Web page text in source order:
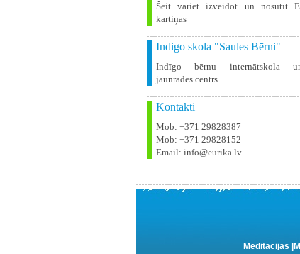
Šeit variet izveidot un nosūtīt
kartiņas
Indigo skola "Saules Bērni"
Indīgo bērnu internātskola
jaunrades centrs
Kontakti
Mob: +371 29828387
Mob: +371 29828152
Email: info@eurika.lv
Meditācijas